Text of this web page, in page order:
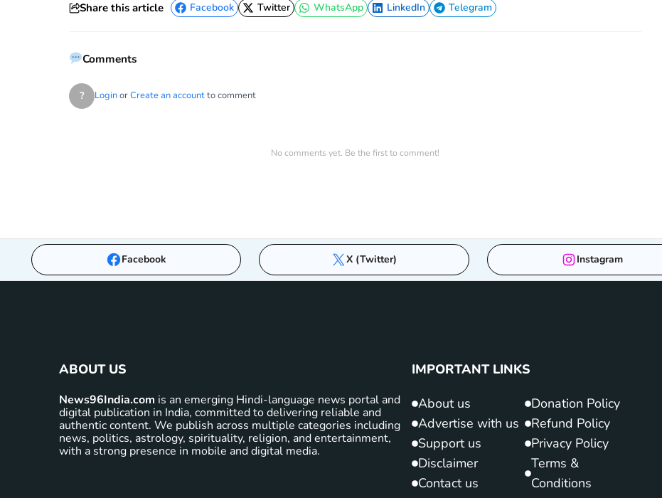
Share this article
Facebook
Facebook
Twitter
Twitter
WhatsApp
WhatsApp
LinkedIn
LinkedIn
Telegram
Telegram
Comments
? LoginorCreate an accountto comment
No comments yet. Be the first to comment!
Facebook X (Twitter) Instagram
ABOUT US
News96India.com is an emerging Hindi-language news portal and
digital publication in India, committed to delivering reliable and
authentic content. We publish across multiple categories including
news, politics, astrology, spirituality, religion, and entertainment,
with a strong presence in mobile and digital media.
IMPORTANT LINKS
About us
Advertise with us
Support us
Disclaimer
Contact us
Donation Policy
Refund Policy
Privacy Policy
Terms &
Conditions